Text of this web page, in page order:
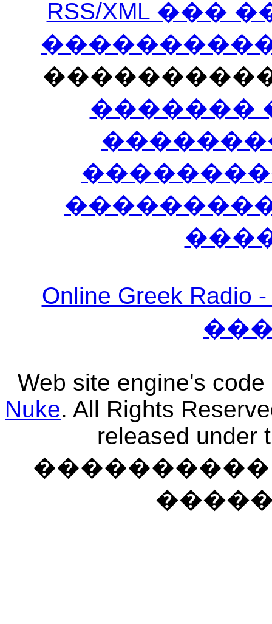
RSS/XML
�������
Online Greek
Web site engine's
Nuke. All Rights
released under
����������